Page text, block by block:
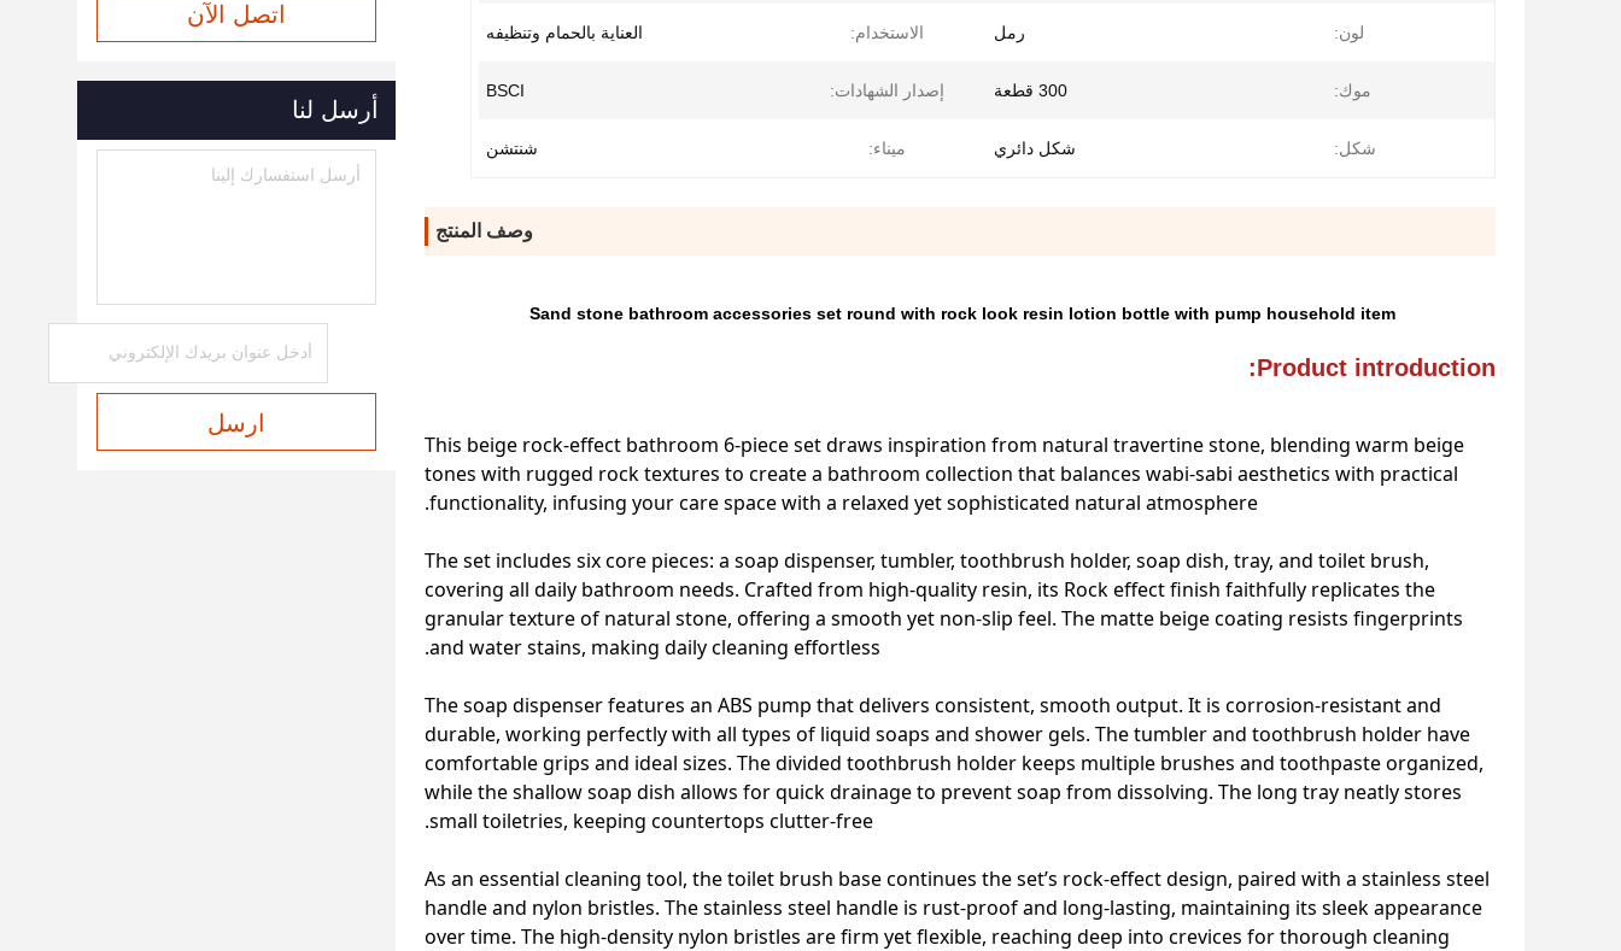
لون: رمل الاستخدام: العناية بالحمام وتنظيفه
موك: 300 قطعة إصدار الشهادات: BSCI
شكل: شكل دائري ميناء: شنتشن
وصف المنتج
Sand stone bathroom accessories set round with rock look resin lotion bottle with pump household item
Product introduction:
This beige rock-effect bathroom 6-piece set draws inspiration from natural travertine stone, blending warm beige
tones with rugged rock textures to create a bathroom collection that balances wabi-sabi aesthetics with practical
functionality, infusing your care space with a relaxed yet sophisticated natural atmosphere.
The set includes six core pieces: a soap dispenser, tumbler, toothbrush holder, soap dish, tray, and toilet brush,
covering all daily bathroom needs. Crafted from high-quality resin, its Rock effect finish faithfully replicates the
granular texture of natural stone, offering a smooth yet non-slip feel. The matte beige coating resists fingerprints
and water stains, making daily cleaning effortless.
The soap dispenser features an ABS pump that delivers consistent, smooth output. It is corrosion-resistant and
durable, working perfectly with all types of liquid soaps and shower gels. The tumbler and toothbrush holder have
comfortable grips and ideal sizes. The divided toothbrush holder keeps multiple brushes and toothpaste organized,
while the shallow soap dish allows for quick drainage to prevent soap from dissolving. The long tray neatly stores
small toiletries, keeping countertops clutter-free.
As an essential cleaning tool, the toilet brush base continues the set’s rock-effect design, paired with a stainless steel
handle and nylon bristles. The stainless steel handle is rust-proof and long-lasting, maintaining its sleek appearance
over time. The high-density nylon bristles are firm yet flexible, reaching deep into crevices for thorough cleaning
اتصل الآن
أرسل لنا
ارسل